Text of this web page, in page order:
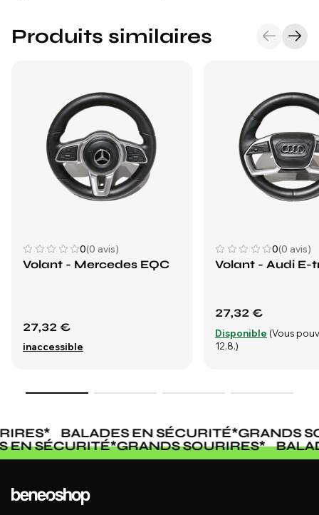
Produits similaires
0(0 avis)
Volant - Mercedes EQC
27,32 €
inaccessible
0(0 avis)
Volant - Audi E-
27,32 €
Disponible (Vous
12.8.)
* BALADES EN SÉCURITÉ*GRANDS
EN SÉCURITÉ*GRANDS SOURIRES*